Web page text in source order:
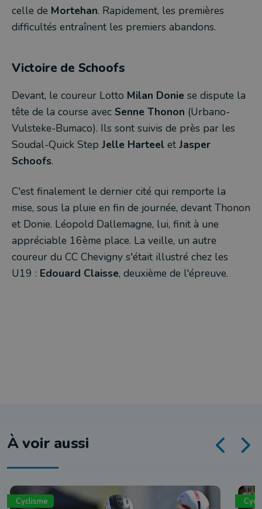
celle de Mortehan. Rapidement, les premières
difficultés entraînent les premiers abandons.
Victoire de Schoofs
Devant, le coureur Lotto Milan Donie se dispute la
tête de la course avec Senne Thonon (Urbano-
Vulsteke-Bumaco). Ils sont suivis de près par les
Soudal-Quick Step Jelle Harteel et Jasper
Schoofs.
C'est finalement le dernier cité qui remporte la
mise, sous la pluie en fin de journée, devant Thonon
et Donie. Léopold Dallemagne, lui, finit à une
appréciable 16ème place. La veille, un autre
coureur du CC Chevigny s'était illustré chez les
U19 : Edouard Claisse, deuxième de l'épreuve.
À voir aussi
Cyclisme